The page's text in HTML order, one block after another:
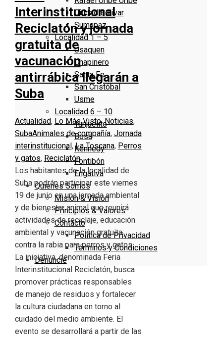
Ciudad Bolivar
Sumapaz
Localidad 1 – 5
Usaquen
Chapinero
Santa Fe
San Cristóbal
Usme
Localidad 6 – 10
Tunjuelito
Bosa
Kennedy
Fontibón
Engativa
Quienes Somos
Misión & Visión
Principios & Valores
Contacto
Política de Privacidad
Términos y Condiciones
Denuncie
Interinstitucional
Reciclatón y jornada
gratuita de
vacunación
antirrábica llegarán a
Suba
Actualidad, Lo Más Visto,Noticias,
SubaAnimales de compañía, Jornada
interinstitucional ,La Toscana, Perros
y gatos, Reciclatón
Los habitantes de la localidad de
Suba podrán participar este viernes
19 de junio en una jornada ambiental
y de bienestar animal que reunirá
actividades de reciclaje, educación
ambiental y vacunación gratuita
contra la rabia para perros y gatos.
La iniciativa, denominada Feria
Interinstitucional Reciclatón, busca
promover prácticas responsables
de manejo de residuos y fortalecer
la cultura ciudadana en torno al
cuidado del medio ambiente. El
evento se desarrollará a partir de las